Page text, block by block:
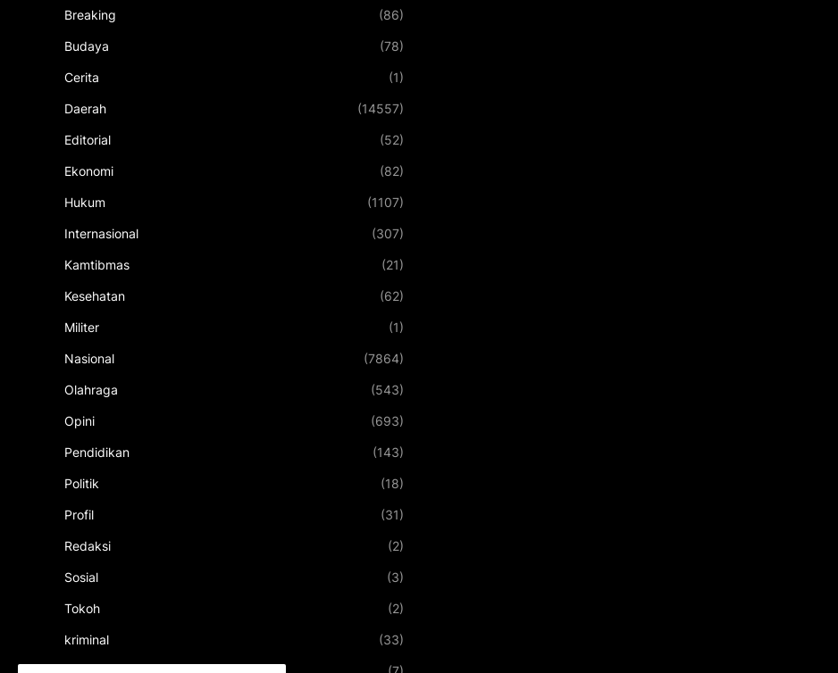
Breaking (86)
Budaya (78)
Cerita (1)
Daerah (14557)
Editorial (52)
Ekonomi (82)
Hukum (1107)
Internasional (307)
Kamtibmas (21)
Kesehatan (62)
Militer (1)
Nasional (7864)
Olahraga (543)
Opini (693)
Pendidikan (143)
Politik (18)
Profil (31)
Redaksi (2)
Sosial (3)
Tokoh (2)
kriminal (33)